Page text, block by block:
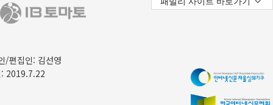
/편집인: 김선영
2019.7.22